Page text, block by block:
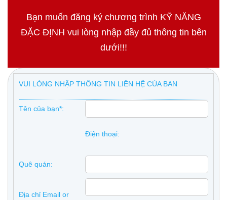
Bạn muốn đăng ký chương trình KỸ NĂNG
ĐẶC ĐỊNH vui lòng nhập đầy đủ thông tin bên
dưới!!!
VUI LÒNG NHẬP THÔNG TIN LIÊN HỆ CỦA BẠN
Tên của bạn*:
Điện thoại:
Quê quán:
Địa chỉ Email or